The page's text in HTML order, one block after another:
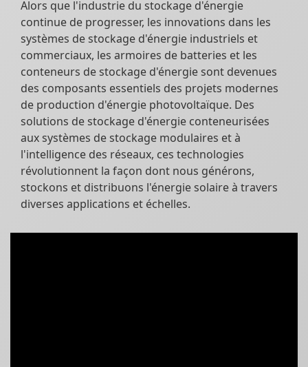
Alors que l'industrie du stockage d'énergie
continue de progresser, les innovations dans les
systèmes de stockage d'énergie industriels et
commerciaux, les armoires de batteries et les
conteneurs de stockage d'énergie sont devenues
des composants essentiels des projets modernes
de production d'énergie photovoltaïque. Des
solutions de stockage d'énergie conteneurisées
aux systèmes de stockage modulaires et à
l'intelligence des réseaux, ces technologies
révolutionnent la façon dont nous générons,
stockons et distribuons l'énergie solaire à travers
diverses applications et échelles.